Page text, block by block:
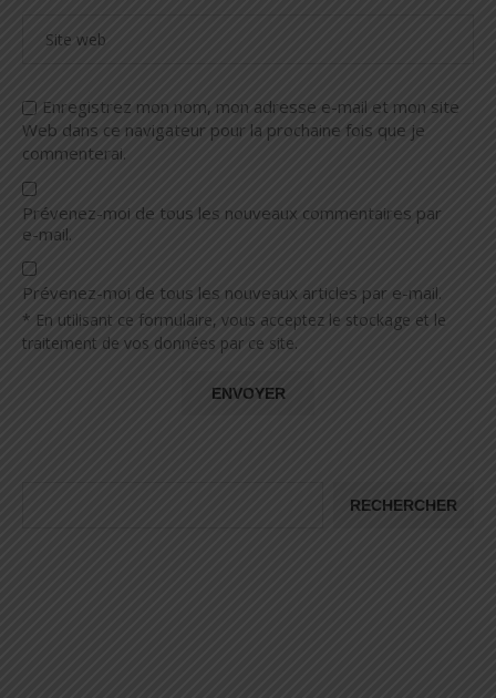
Enregistrez mon nom, mon adresse e-mail et mon site
Web dans ce navigateur pour la prochaine fois que je
commenterai.
Prévenez-moi de tous les nouveaux commentaires par
e-mail.
Prévenez-moi de tous les nouveaux articles par e-mail.
* En utilisant ce formulaire, vous acceptez le stockage et le
traitement de vos données par ce site.
RECHERCHER